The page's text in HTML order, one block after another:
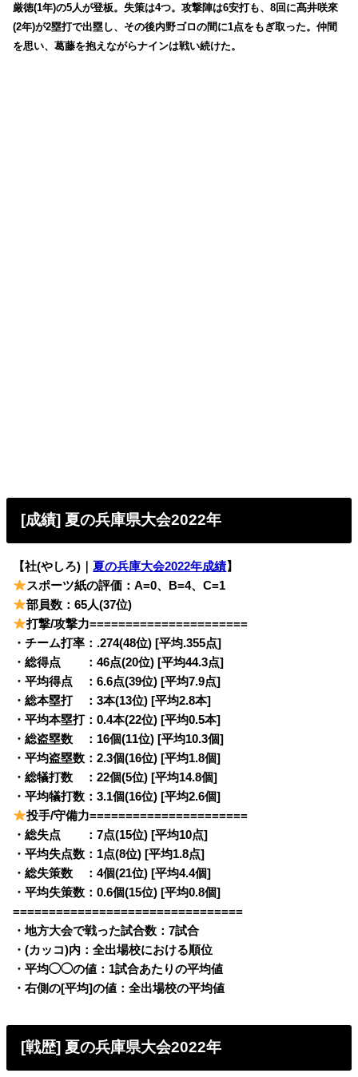
厳徳(1年)の5人が登板。失策は4つ。攻撃陣は6安打も、8回に髙井咲來
(2年)が2塁打で出塁し、その後内野ゴロの間に1点をもぎ取った。仲間
を思い、葛藤を抱えながらナインは戦い続けた。
[成績] 夏の兵庫県大会2022年
【社(やしろ)｜夏の兵庫大会2022年成績】
スポーツ紙の評価：A=0、B=4、C=1
部員数：65人(37位)
打撃/攻撃力======================
・チーム打率：.274(48位) [平均.355点]
・総得点 ：46点(20位) [平均44.3点]
・平均得点 ：6.6点(39位) [平均7.9点]
・総本塁打 ：3本(13位) [平均2.8本]
・平均本塁打：0.4本(22位) [平均0.5本]
・総盗塁数 ：16個(11位) [平均10.3個]
・平均盗塁数：2.3個(16位) [平均1.8個]
・総犠打数 ：22個(5位) [平均14.8個]
・平均犠打数：3.1個(16位) [平均2.6個]
投手/守備力======================
・総失点 ：7点(15位) [平均10点]
・平均失点数：1点(8位) [平均1.8点]
・総失策数 ：4個(21位) [平均4.4個]
・平均失策数：0.6個(15位) [平均0.8個]
================================
・地方大会で戦った試合数：7試合
・(カッコ)内：全出場校における順位
・平均◯◯の値：1試合あたりの平均値
・右側の[平均]の値：全出場校の平均値
[戦歴] 夏の兵庫県大会2022年